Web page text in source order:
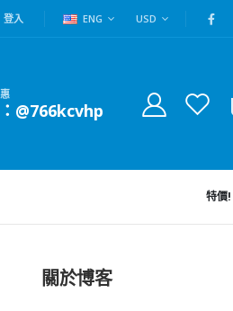
登入 ENG USD
@766kcvhp
特價!
關於博客